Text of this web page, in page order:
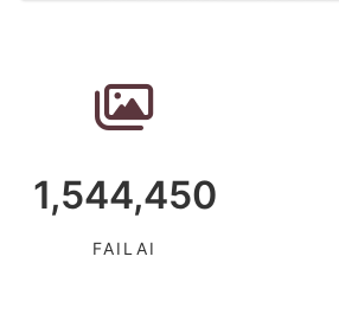
1,544,450
FAILAI